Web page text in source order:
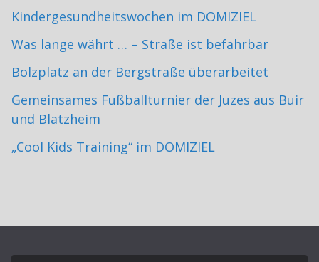
Kindergesundheitswochen im DOMIZIEL
Was lange währt … – Straße ist befahrbar
Bolzplatz an der Bergstraße überarbeitet
Gemeinsames Fußballturnier der Juzes aus Buir
und Blatzheim
„Cool Kids Training“ im DOMIZIEL